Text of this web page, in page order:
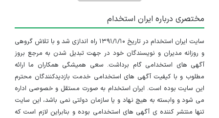
مختصری درباره ایران استخدام
سایت ایران استخدام در تاریخ ۱۳۹۱/۱/۱۰ راه اندازی شد و با تلاش گروهی
و روزانه مدیران و نویسندگان خود در جهت تبدیل شدن به مرجع بروز
آگهی های استخدامی گام برداشت. سعی همیشگی همکاران ما ارائه
مطلوب و با کیفیت آگهی های استخدامی خدمت بازدیدکنندگان محترم
این سایت بوده است. ایران استخدام به صورت مستقل و خصوصی اداره
می شود و وابسته به هیچ نهاد و یا سازمان دولتی نمی باشد، این سایت
تنها منتشر کننده ی آگهی های استخدامی بوده و بنابراین لازم است که